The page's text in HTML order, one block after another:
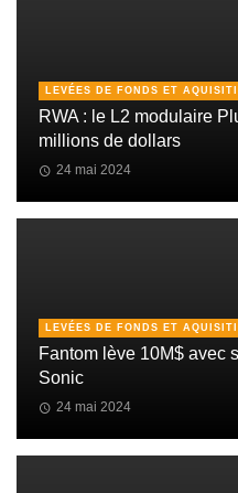
LEVÉES DE FONDS ET
RWA : le L2 modulaire
millions de dollars
24 mai 2024
LEVÉES DE FONDS ET
Fantom lève 10M$ avec
Sonic
24 mai 2024